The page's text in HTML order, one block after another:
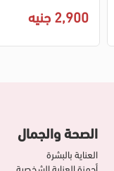
2,900 جنيه
الصحة والجمال
العناية بالبشرة
أجهزة العناية الشخصية